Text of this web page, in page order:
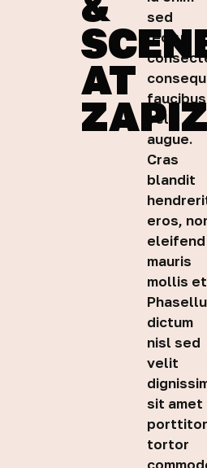
AT
sed
lectus
faucibus
vel
augue.
Cras
blandit
eros,
eleifend
mauris
mollis
dictum
nisl sed
velit
sit amet
porttitor
tortor